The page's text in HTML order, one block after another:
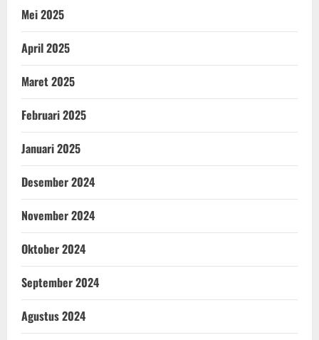
Mei 2025
April 2025
Maret 2025
Februari 2025
Januari 2025
Desember 2024
November 2024
Oktober 2024
September 2024
Agustus 2024